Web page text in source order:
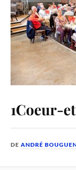
1Coeur-
DEANDRÉ